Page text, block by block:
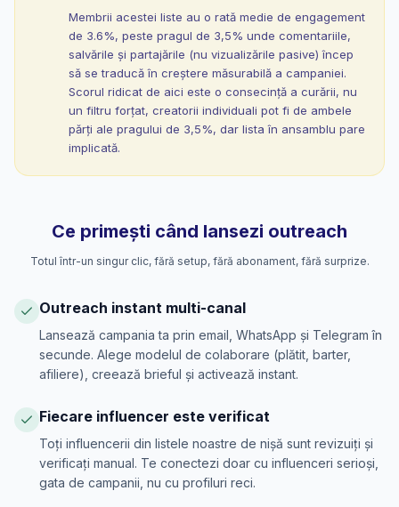
Membrii acestei liste au o rată medie de engagement
de 3.6%, peste pragul de 3,5% unde comentariile,
salvările și partajările (nu vizualizările pasive) încep
să se traducă în creștere măsurabilă a campaniei.
Scorul ridicat de aici este o consecință a curării, nu
un filtru forțat, creatorii individuali pot fi de ambele
părți ale pragului de 3,5%, dar lista în ansamblu pare
implicată.
Ce primești când lansezi outreach
Totul într-un singur clic, fără setup, fără abonament, fără surprize.
Outreach instant multi-canal
Lansează campania ta prin email, WhatsApp și Telegram în
secunde. Alege modelul de colaborare (plătit, barter,
afiliere), creează brieful și activează instant.
Fiecare influencer este verificat
Toți influencerii din listele noastre de nișă sunt revizuiți și
verificați manual. Te conectezi doar cu influenceri serioși,
gata de campanii, nu cu profiluri reci.